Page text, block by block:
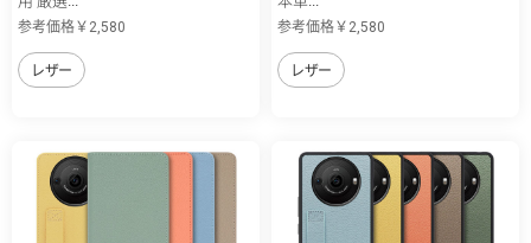
参考価格￥2,580
レザー
参考価格￥2,580
レザー